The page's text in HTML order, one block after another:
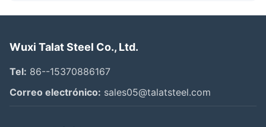
Wuxi Talat Steel Co., Ltd.
Tel: 86--15370886167
Correo electrónico: sales05@talatsteel.com